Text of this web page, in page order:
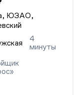
ЮЗАО,
4
минуты